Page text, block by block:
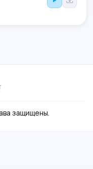
защищены.